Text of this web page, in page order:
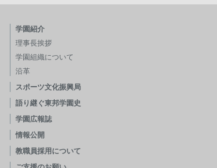
学園紹介
理事長挨拶
学園組織について
沿革
スポーツ文化振興局
語り継ぐ東邦学園史
学園広報誌
情報公開
教職員採用について